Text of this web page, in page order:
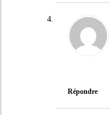
Répondre